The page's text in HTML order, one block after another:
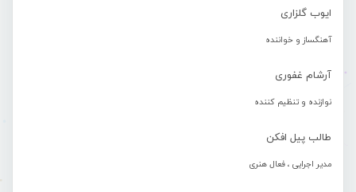
ایوب گلزاری
آهنگساز و خواننده
آرشام غفوری
نوازنده و تنظیم کننده
طالب پیل افکن
مدیر اجرایی ، فعال هنری